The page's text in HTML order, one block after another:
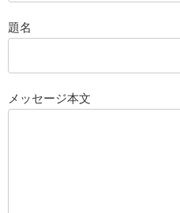
題名
メッセージ本文